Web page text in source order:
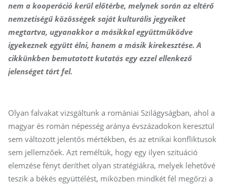
nem a kooperáció kerül előtérbe, melynek során az eltérő
nemzetiségű közösségek saját kulturális jegyeiket
megtartva, ugyanakkor a másikkal együttműködve
igyekeznek együtt élni, hanem a másik kirekesztése. A
cikkünkben bemutatott kutatás egy ezzel ellenkező
jelenséget tárt fel.
Olyan falvakat vizsgáltunk a romániai Szilágyságban, ahol a
magyar és román népesség aránya évszázadokon keresztül
sem változott jelentős mértékben, és az etnikai konfliktusok
sem jellemzőek. Azt reméltük, hogy egy ilyen szituáció
elemzése fényt deríthet olyan stratégiákra, melyek lehetővé
teszik a békés együttélést, miközben mindkét fél megőrzi a